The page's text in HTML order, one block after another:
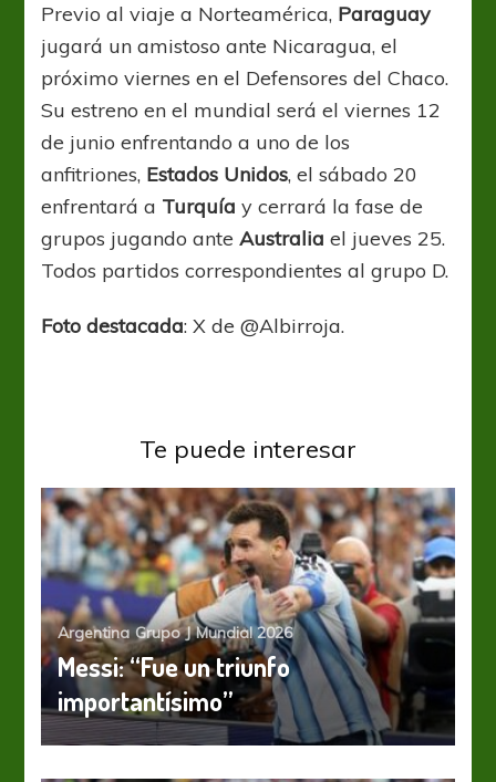
Previo al viaje a Norteamérica, Paraguay
jugará un amistoso ante Nicaragua, el
próximo viernes en el Defensores del Chaco.
Su estreno en el mundial será el viernes 12
de junio enfrentando a uno de los
anfitriones, Estados Unidos, el sábado 20
enfrentará a Turquía y cerrará la fase de
grupos jugando anteAustralia el jueves 25.
Todos partidos correspondientes al grupo D.
Foto destacada: X de@Albirroja.
Te puede interesar
Argentina Grupo J Mundial 2026
Messi: “Fue un triunfo
importantísimo”